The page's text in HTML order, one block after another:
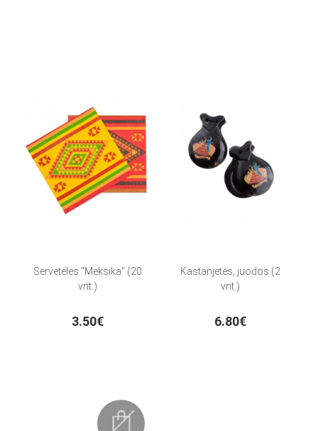
Servetėlės "Meksika" (20
vnt.)
3.50€
Kastanjetės, juodos (2
vnt.)
6.80€